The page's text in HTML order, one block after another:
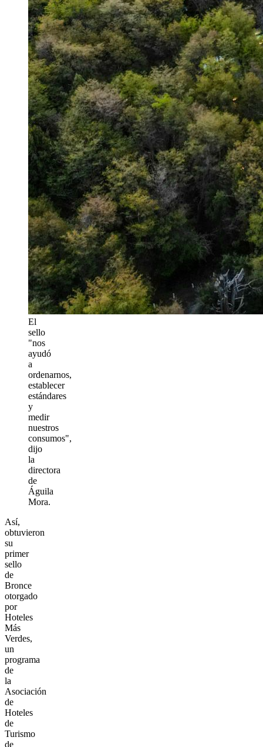
El
sello
"nos
ayudó
a
ordenarnos,
establecer
estándares
y
medir
nuestros
consumos",
dijo
la
directora
de
Águila
Mora.
Así,
obtuvieron
su
primer
sello
de
Bronce
otorgado
por
Hoteles
Más
Verdes,
un
programa
de
la
Asociación
de
Hoteles
de
Turismo
de